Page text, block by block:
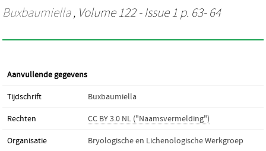
Buxbaumiella, Volume 122 - Issue 1 p. 63- 64
Aanvullende gegevens
Tijdschrift Buxbaumiella
Rechten CC BY 3.0 NL ("Naamsvermelding")
Organisatie Bryologische en Lichenologische Werkgroep